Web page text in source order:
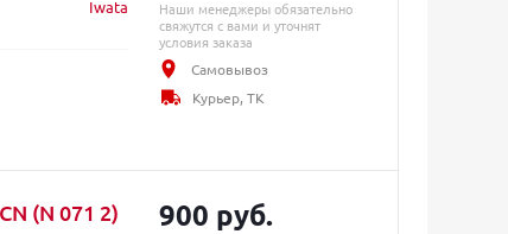
Iwata
Наши менеджеры обязательно
свяжутся с вами и уточнят
условия заказа
Самовывоз
Курьер, ТК
(N 071 2) 900 руб.